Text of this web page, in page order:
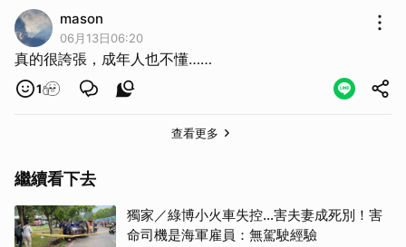
mason
06月13日06:20
真的很誇張，成年人也不懂……
1
查看更多
繼續看下去
獨家／綠博小火車失控…害夫妻成死別！害
命司機是海軍雇員：無駕駛經驗